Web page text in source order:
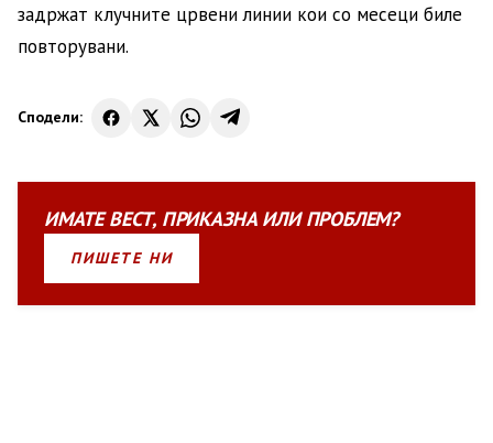
задржат клучните црвени линии кои со месеци биле
повторувани.
Сподели:
ИМАТЕВЕСТ, ПРИКАЗНАИЛИПРОБЛЕМ?
ПИШЕТЕ НИ